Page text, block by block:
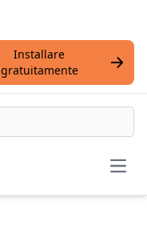
Installare
gratuitamente